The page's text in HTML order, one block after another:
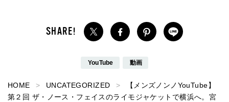
YouTube 動画
HOME UNCATEGORIZED
【メンズノンノYouTube】
第２回 ザ・ノース・フェイスのライモジャケットで横浜へ。宮